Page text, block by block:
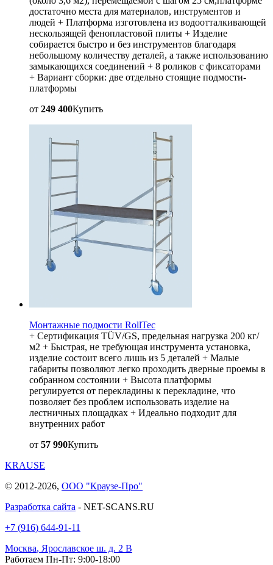
достаточно места для материалов, инструментов и
людей + Платформа изготовлена из водоотталкивающей
нескользящей фенопластовой плиты + Изделие
собирается быстро и без инструментов благодаря
небольшому количеству деталей, а также использованию
замыкающихся соединений + 8 роликов с фиксаторами
+ Вариант сборки: две отдельно стоящие подмости-
платформы
от 249 400Купить
Монтажные подмости RollTec
+ Сертификация TÜV/GS, предельная нагрузка 200 кг/
м2 + Быстрая, не требующая инструмента установка,
изделие состоит всего лишь из 5 деталей + Малые
габариты позволяют легко проходить дверные проемы в
собранном состоянии + Высота платформы
регулируется от перекладины к перекладине, что
позволяет без проблем использовать изделие на
лестничных площадках + Идеально подходит для
внутренних работ
от 57 990Купить
KRAUSE
© 2012-2026, ООО "Краузе-Про"
Разработка сайта - NET-SCANS.RU
+7 (916) 644-91-11
Москва, Ярославское ш. д. 2 В
Работаем Пн-Пт: 9:00-18:00